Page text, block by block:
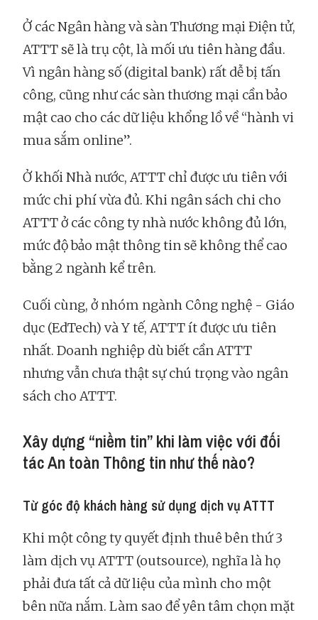
Ở các Ngân hàng và sàn Thương mại Điện tử,
ATTT sẽ là trụ cột, là mối ưu tiên hàng đầu.
Vì ngân hàng số (digital bank) rất dễ bị tấn
công, cũng như các sàn thương mại cần bảo
mật cao cho các dữ liệu khổng lồ về “hành vi
mua sắm online”.
Ở khối Nhà nước, ATTT chỉ được ưu tiên với
mức chi phí vừa đủ. Khi ngân sách chi cho
ATTT ở các công ty nhà nước không đủ lớn,
mức độ bảo mật thông tin sẽ không thể cao
bằng 2 ngành kể trên.
Cuối cùng, ở nhóm ngành Công nghệ - Giáo
dục (EdTech) và Y tế, ATTT ít được ưu tiên
nhất. Doanh nghiệp dù biết cần ATTT
nhưng vẫn chưa thật sự chú trọng vào ngân
sách cho ATTT.
Xây dựng “niềm tin” khi làm việc với đối
tác An toàn Thông tin như thế nào?
Từ góc độ khách hàng sử dụng dịch vụ ATTT
Khi một công ty quyết định thuê bên thứ 3
làm dịch vụ ATTT (outsource), nghĩa là họ
phải đưa tất cả dữ liệu của mình cho một
bên nữa nắm. Làm sao để yên tâm chọn mặt